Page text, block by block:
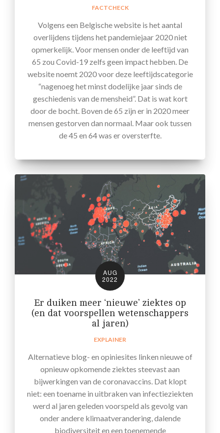
FACTCHECK
Volgens een Belgische website is het aantal
overlijdens tijdens het pandemiejaar 2020 niet
opmerkelijk. Voor mensen onder de leeftijd van
65 zou Covid-19 zelfs geen impact hebben. De
website noemt 2020 voor deze leeftijdscategorie
“nagenoeg het minst dodelijke jaar sinds de
geschiedenis van de mensheid”. Dat is wat kort
door de bocht. Boven de 65 zijn er in 2020 meer
mensen gestorven dan normaal. Maar ook tussen
de 45 en 64 was er oversterfte.
AUG
2022
Er duiken meer ‘nieuwe’ ziektes op
(en dat voorspellen wetenschappers
al jaren)
EXPLAINER
Alternatieve blog- en opiniesites linken nieuwe of
opnieuw opkomende ziektes steevast aan
bijwerkingen van de coronavaccins. Dat klopt
niet: een toename in uitbraken van infectieziekten
werd al jaren geleden voorspeld als gevolg van
onder andere klimaatverandering, dalende
biodiversiteit en een toenemende